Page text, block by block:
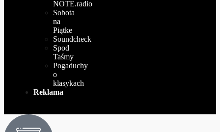
NOTE.radio
Sobota
na
Piątke
Soundcheck
Spod
Taśmy
Pogaduchy
o
klasykach
Reklama